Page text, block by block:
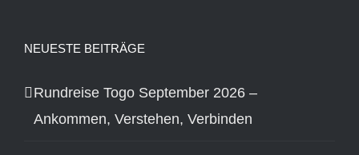
NEUESTE BEITRÄGE
Rundreise Togo September 2026 –
Ankommen, Verstehen, Verbinden